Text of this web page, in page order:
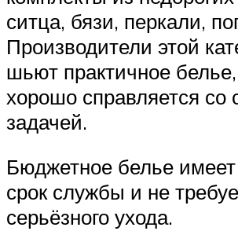
ситца, бязи, перкали,
Производители этой
шьют практичное
хорошо справляется со
задачей.
Бюджетное белье
срок службы и не
серьёзного ухода.